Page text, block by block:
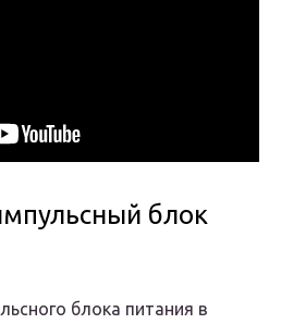
блок
блока питания в